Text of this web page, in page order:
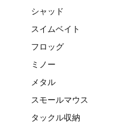
シャッド
スイムベイト
フロッグ
ミノー
メタル
スモールマウス
タックル収納